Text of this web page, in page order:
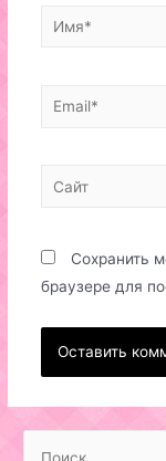
Имя*
Email*
Сайт
Сохранить
браузере для